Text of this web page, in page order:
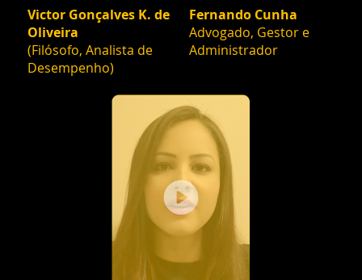
Victor Gonçalves K. de
Oliveira
(Filósofo, Analista de
Desempenho)
Fernando Cunha
Advogado, Gestor e
Administrador